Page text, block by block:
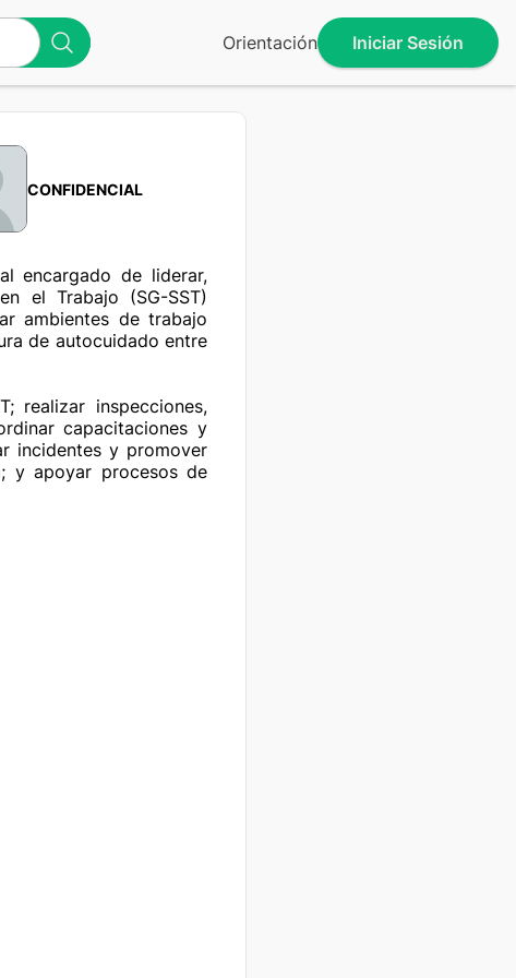
Orientación Iniciar Sesión
CONFIDENCIAL
encargado de liderar,
el Trabajo (SG-SST)
ambientes de trabajo
de autocuidado entre
realizar inspecciones,
capacitaciones y
incidentes y promover
y apoyar procesos de